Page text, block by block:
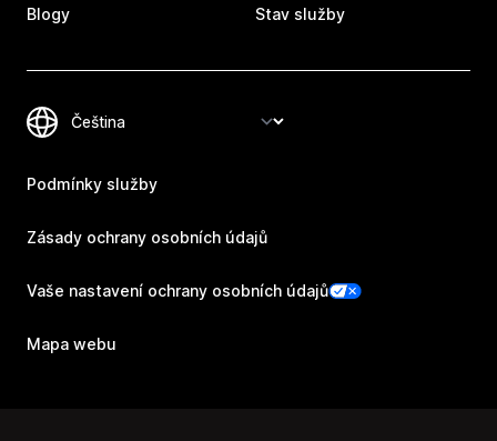
Blogy Stav služby
Podmínky služby
Zásady ochrany osobních údajů
Vaše nastavení ochrany osobních údajů
Mapa webu